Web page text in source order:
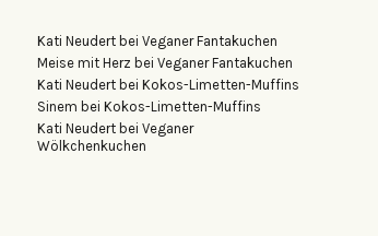
Kati Neudert bei Veganer Fantakuchen
Meise mit Herz bei Veganer Fantakuchen
Kati Neudert bei Kokos-Limetten-Muffins
Sinem bei Kokos-Limetten-Muffins
Kati Neudert bei Veganer
Wölkchenkuchen